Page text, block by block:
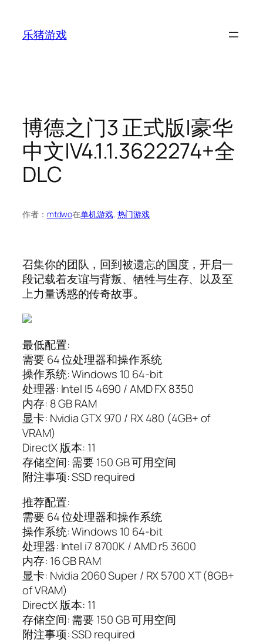
乐猪游戏
博德之门3 正式版|豪华
中文|V4.1.1.3622274+全
DLC
作者： mtdwo在单机游戏, 热门游戏
召集你的团队，回到被遗忘的国度，开启一
段记载着友谊与背叛、牺牲与生存、以及至
上力量诱惑的传奇故事。
最低配置:
需要 64 位处理器和操作系统
操作系统: Windows 10 64-bit
处理器: Intel I5 4690 / AMD FX 8350
内存: 8 GB RAM
显卡: Nvidia GTX 970 / RX 480 (4GB+ of
VRAM)
DirectX 版本: 11
存储空间: 需要 150 GB 可用空间
附注事项: SSD required
推荐配置:
需要 64 位处理器和操作系统
操作系统: Windows 10 64-bit
处理器: Intel i7 8700K / AMD r5 3600
内存: 16 GB RAM
显卡: Nvidia 2060 Super / RX 5700 XT (8GB+
of VRAM)
DirectX 版本: 11
存储空间: 需要 150 GB 可用空间
附注事项: SSD required